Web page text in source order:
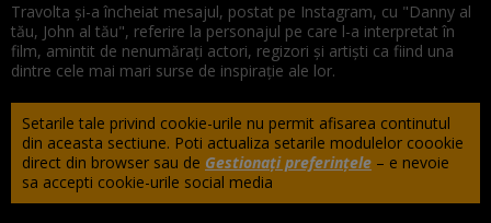
Travolta şi-a încheiat mesajul, postat pe Instagram, cu "Danny al
tău, John al tău", referire la personajul pe care l-a interpretat în
film, amintit de nenumăraţi actori, regizori şi artişti ca fiind una
dintre cele mai mari surse de inspiraţie ale lor.
Setarile tale privind cookie-urile nu permit afisarea continutul
din aceasta sectiune. Poti actualiza setarile modulelor coookie
direct din browser sau de Gestionați preferințele – e nevoie
sa accepti cookie-urile social media